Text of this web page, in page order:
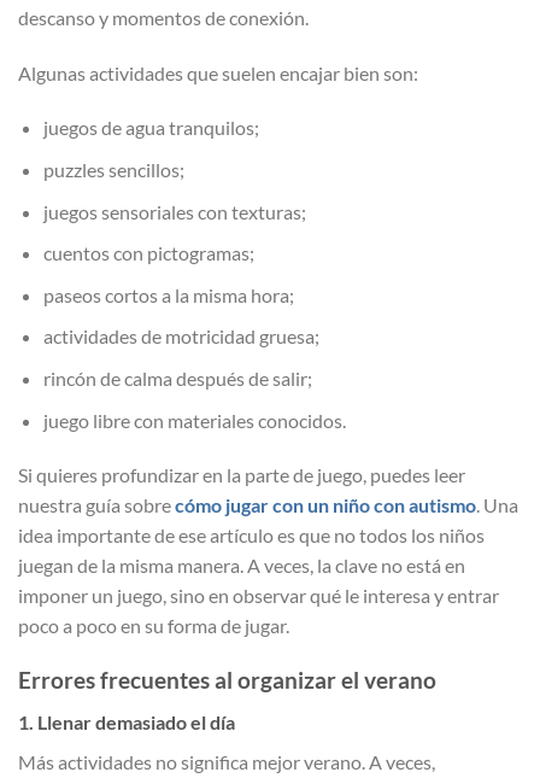
descanso y momentos de conexión.
Algunas actividades que suelen encajar bien son:
juegos de agua tranquilos;
puzzles sencillos;
juegos sensoriales con texturas;
cuentos con pictogramas;
paseos cortos a la misma hora;
actividades de motricidad gruesa;
rincón de calma después de salir;
juego libre con materiales conocidos.
Si quieres profundizar en la parte de juego, puedes leer
nuestra guía sobrecómo jugar con un niño con autismo. Una
idea importante de ese artículo es que no todos los niños
juegan de la misma manera. A veces, la clave no está en
imponer un juego, sino en observar qué le interesa y entrar
poco a poco en su forma de jugar.
Errores frecuentes al organizar el verano
1. Llenar demasiado el día
Más actividades no significa mejor verano. A veces,